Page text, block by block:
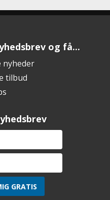
og få...
nyheder
tilbud